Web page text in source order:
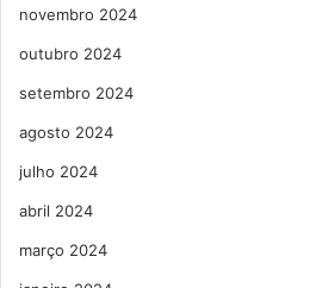
novembro 2024
outubro 2024
setembro 2024
agosto 2024
julho 2024
abril 2024
março 2024